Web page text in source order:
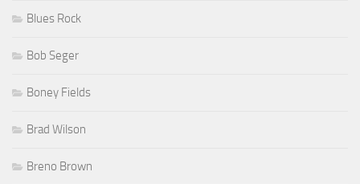
Blues Rock
Bob Seger
Boney Fields
Brad Wilson
Breno Brown